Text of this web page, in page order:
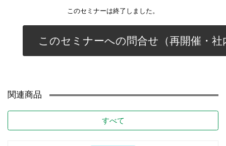
このセミナーは終了しました。
このセミナーへの問合せ（再開催・社
関連商品
すべて